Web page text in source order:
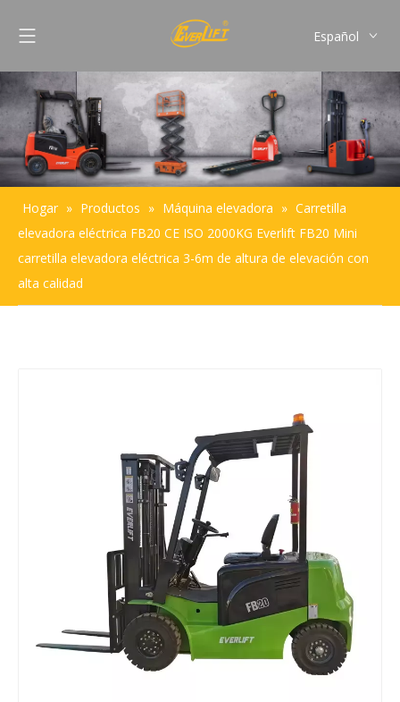
Español
Français
Pусский
Português
Hogar » Productos » Máquina elevadora » Carretilla
elevadora eléctrica FB20 CE ISO 2000KG Everlift FB20 Mini
carretilla elevadora eléctrica 3-6m de altura de elevación con
alta calidad